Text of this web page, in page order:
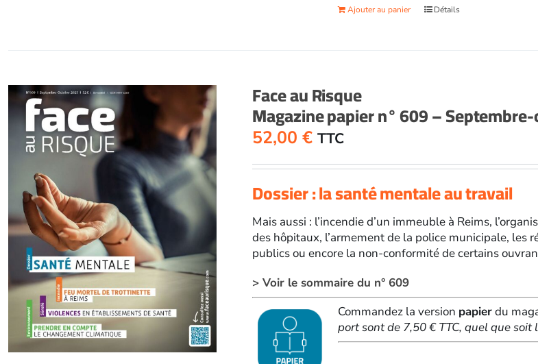
Ajouter au panier Détails
Face au Risque
Magazine papier n° 609 –
52,00€ TTC
Dossier : la santé mentale au travail
Mais aussi : l’incendie d’un immeuble à Reims,
des hôpitaux, l’armement de la police municipale, les
publics ou encore la non-conformité de certains
> Voir le sommaire du n° 609
Commandez la version papierdu
port sont de 7,50 € TTC, quel que